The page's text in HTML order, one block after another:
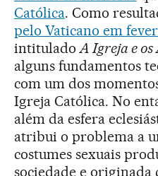
Católica. Como
pelo Vaticano em
intituladoA Igreja e os
alguns fundamentos
com um dos
Igreja Católica. No
além da esfera
atribui o problema a
costumes sexuais
sociedade e originada